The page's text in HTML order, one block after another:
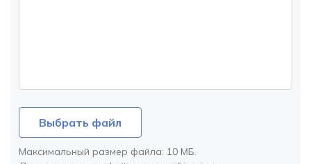
Выбрать файл
Максимальный размер файла: 10 МБ.